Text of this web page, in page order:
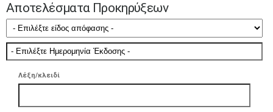
Αποτελέσματα Προκηρύξεων
Λέξη/κλειδί